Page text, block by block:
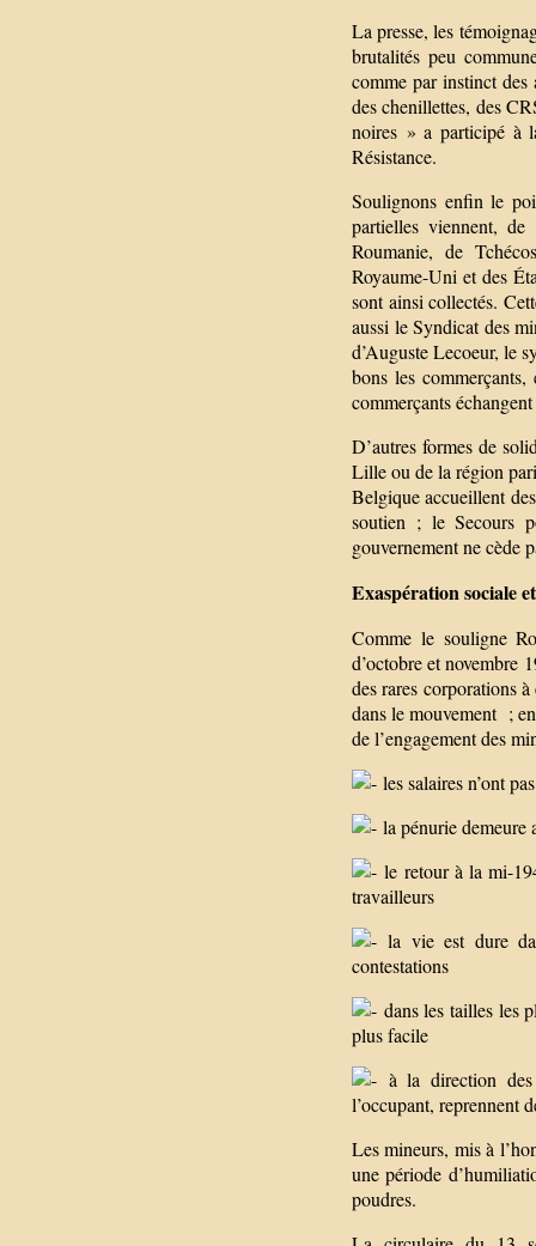
La presse, les
brutalités peu
comme par instinct des
des chenillettes, des
noires » a participé à
Résistance.
Soulignons enfin le
partielles viennent,
Roumanie, de
Royaume-Uni et des
sont ainsi collectés.
aussi le Syndicat des
d’Auguste Lecoeur, le
bons les
commerçants
D’autres formes de
Lille ou de la région
Belgique accueillent
soutien ; le Secours
gouvernement ne cède
Exaspération sociale
Comme le souligne
d’octobre et novembre
des rares corporations
dans le mouvement ;
de l’engagement des
les salaires n’ont
la pénurie demeure
le retour à la mi-
travailleurs
la vie est dure
contestations
dans les tailles les
plus facile
à la direction
l’occupant, reprennent
Les mineurs, mis à
une période
poudres.